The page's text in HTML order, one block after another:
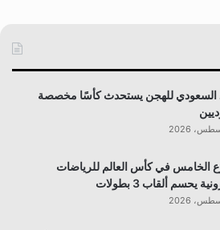
السعودي للهجن يستحدث كأسًا مخصصة
الخامس في كأس العالم للرياضات
يحسم ألقاب 3 بطولات